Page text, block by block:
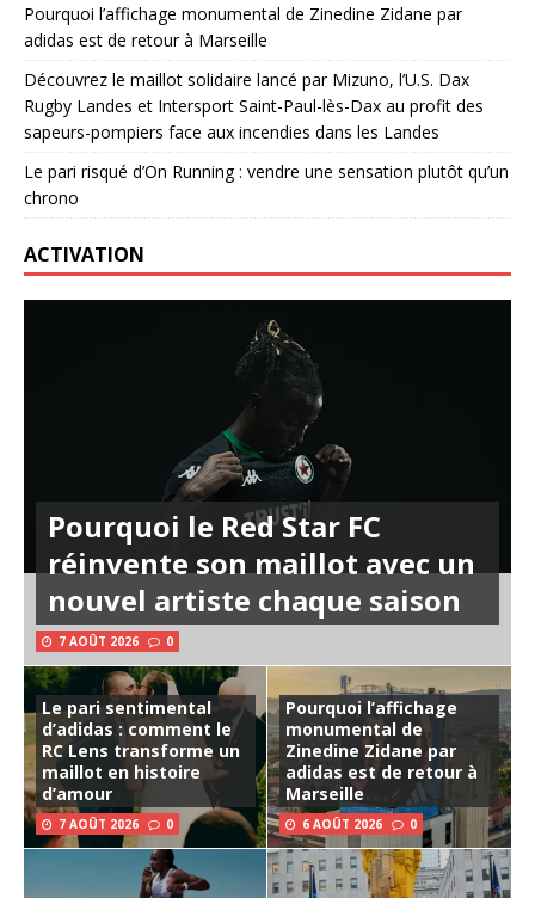
Pourquoi l’affichage monumental de Zinedine Zidane par
adidas est de retour à Marseille
Découvrez le maillot solidaire lancé par Mizuno, l’U.S. Dax
Rugby Landes et Intersport Saint-Paul-lès-Dax au profit des
sapeurs-pompiers face aux incendies dans les Landes
Le pari risqué d’On Running : vendre une sensation plutôt qu’un
chrono
ACTIVATION
Pourquoi le Red Star FC
réinvente son maillot avec un
nouvel artiste chaque saison
7 AOÛT 2026 0
Le pari sentimental
d’adidas : comment le
RC Lens transforme un
maillot en histoire
d’amour
7 AOÛT 2026 0
Pourquoi l’affichage
monumental de
Zinedine Zidane par
adidas est de retour à
Marseille
6 AOÛT 2026 0